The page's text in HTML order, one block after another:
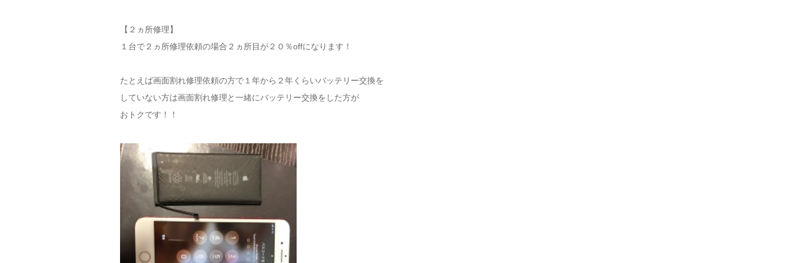
【２ヵ所修理】
１台で２ヵ所修理依頼の場合２ヵ所目が２０％offになります！
たとえば画面割れ修理依頼の方で１年から２年くらいバッテリー交換を
していない方は画面割れ修理と一緒にバッテリー交換をした方が
おトクです！！